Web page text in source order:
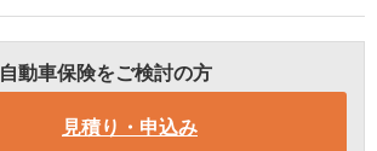
自動車保険をご検討の方
見積り・申込み